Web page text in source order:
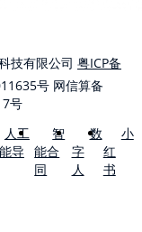
技有限公司 粤ICP备
号 网信算备
号
人工
导
智
能合
同
数
字
人
小
红
书